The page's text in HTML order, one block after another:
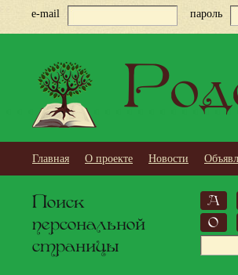
e-mail пароль
Главная О проекте Новости
Поиск
персональной
страницы
А
О